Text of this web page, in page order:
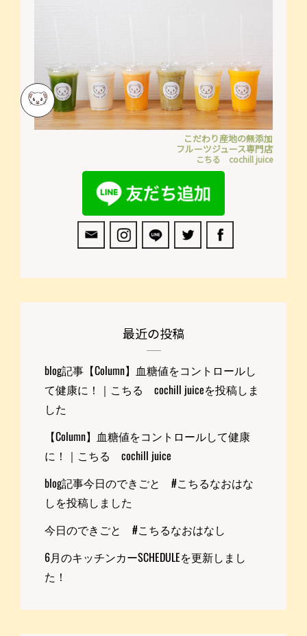
こだわり産地の無添加
フルーツジュース専門店
こちる cochill juice
最近の投稿
blog記事【Column】血糖値をコントロールし
て健康に！｜こちる cochill juiceを投稿しま
した
【Column】血糖値をコントロールして健康
に！｜こちる cochill juice
blog記事今日のできごと #こちるなおはな
しを投稿しました
今日のできごと #こちるなおはなし
6月のキッチンカーSCHEDULEを更新しまし
た！